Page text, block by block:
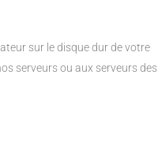
sur le disque dur de votre
serveurs ou aux serveurs des